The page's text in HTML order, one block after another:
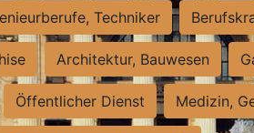
Techniker
Architektur, Bauwesen
Öffentlicher Dienst Medizin,